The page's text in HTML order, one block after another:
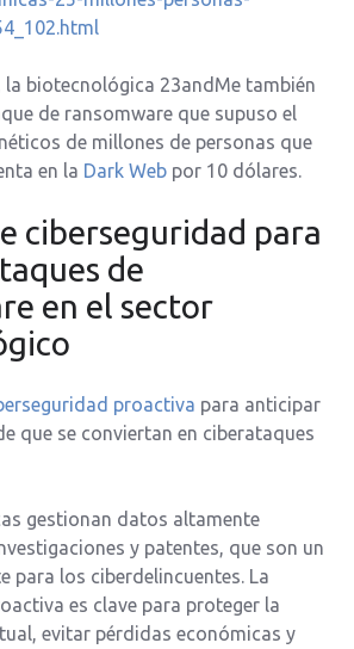
la biotecnológica 23andMe también
de ransomware que supuso el
de millones de personas que
en la Dark Web por 10 dólares.
ciberseguridad para
de
en el sector
proactiva para anticipar
que se conviertan en ciberataques
gestionan datos altamente
y patentes, que son un
para los ciberdelincuentes. La
es clave para proteger la
evitar pérdidas económicas y